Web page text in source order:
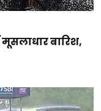
बारिश,